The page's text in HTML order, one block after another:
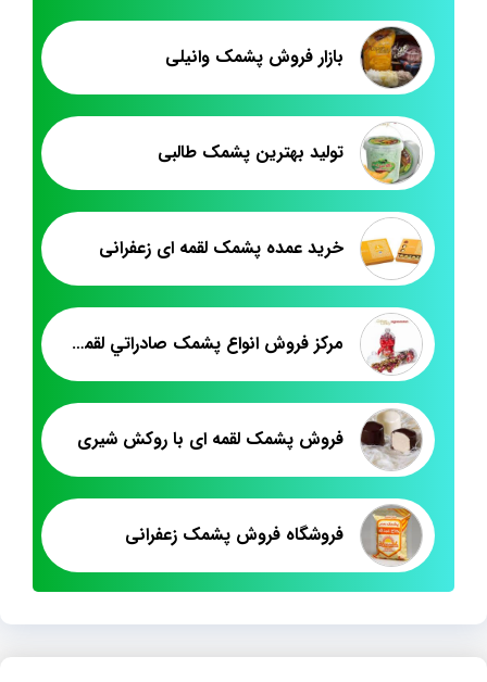
بازار فروش پشمک وانیلی
تولید بهترین پشمک طالبی
خرید عمده پشمک لقمه ای زعفرانی
مرکز فروش انواع پشمک صادراتي لقمه اي
فروش پشمک لقمه ای با روکش شیری
فروشگاه فروش پشمک زعفرانی